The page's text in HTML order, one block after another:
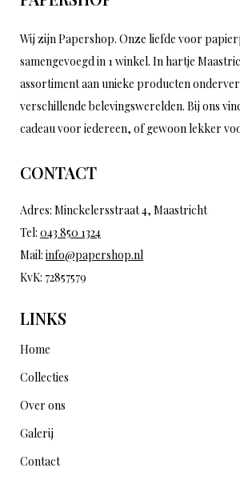
Wij zijn Papershop. Onze liefde voor
samengevoegd in 1 winkel. In hartje
assortiment aan unieke producten
verschillende belevingswerelden. Bij ons
cadeau voor iedereen, of gewoon lekker
CONTACT
Adres: Minckelersstraat 4, Maastricht
Tel: 043 850 1324
Mail: info@papershop.nl
KvK: 72857579
LINKS
Home
Collecties
Over ons
Galerij
Contact